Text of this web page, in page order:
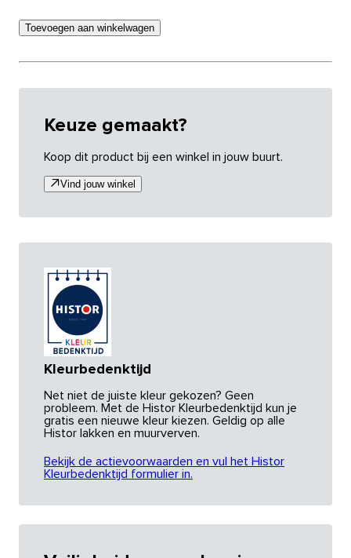
Toevoegen aan winkelwagen
Keuze gemaakt?
Koop dit product bij een winkel in jouw buurt.
Vind jouw winkel
Kleurbedenktijd
Net niet de juiste kleur gekozen? Geen
probleem. Met de Histor Kleurbedenktijd kun je
gratis een nieuwe kleur kiezen. Geldig op alle
Histor lakken en muurverven.
Bekijk de actievoorwaarden en vul het Histor
Kleurbedenktijd formulier in.